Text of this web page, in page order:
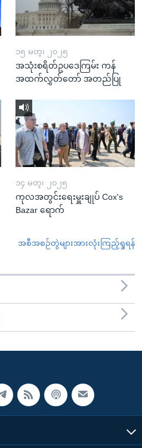
၁၅ မတ္၊ ၂၀၂၅
အသုံးစရိတ်ဥပဒေကြမ်း ကန်
အထက်လွှတ်တော် အတည်ပြု
၁၄ မတ္၊ ၂၀၂၅
ကုလအတွင်းရေးမှူးချုပ် Cox's
Bazar ရောက်
အစီအစဉ်တွဲများအားလုံးကြည့်ရှုရန်